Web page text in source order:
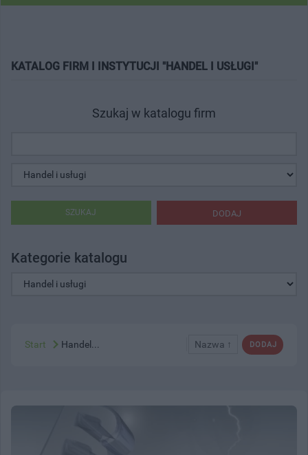
KATALOG FIRM I INSTYTUCJI "HANDEL I USŁUGI"
Szukaj w katalogu firm
DODAJ
SZUKAJ
Kategorie katalogu
DODAJ
Nazwa ↑
Start Handel...